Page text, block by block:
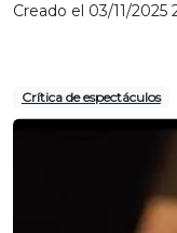
Creado el 03/11/2025
Crítica de espectáculos